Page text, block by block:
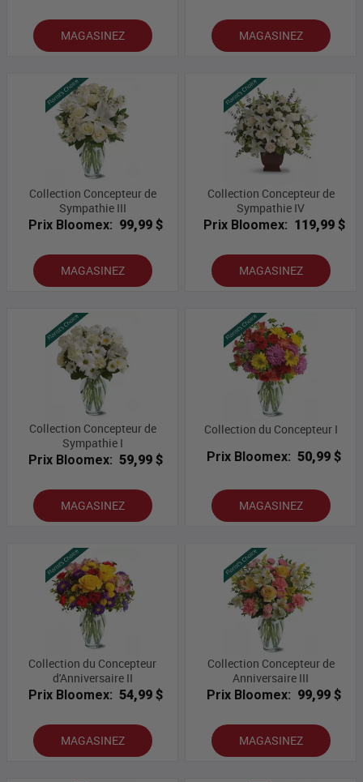
MAGASINEZ MAGASINEZ
Collection Concepteur de
Sympathie III
Prix Bloomex: 99,99 $
MAGASINEZ
Collection Concepteur de
Sympathie IV
Prix Bloomex: 119,99 $
MAGASINEZ
Collection Concepteur de
Sympathie I
Prix Bloomex: 59,99 $
MAGASINEZ
Collection du Concepteur I
Prix Bloomex: 50,99 $
MAGASINEZ
Collection du Concepteur
d'Anniversaire II
Prix Bloomex: 54,99 $
MAGASINEZ
Collection Concepteur de
Anniversaire III
Prix Bloomex: 99,99 $
MAGASINEZ